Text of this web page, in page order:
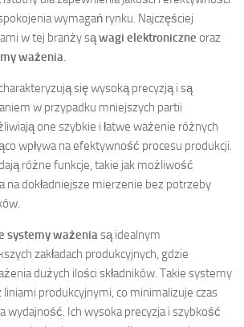
wymagań rynku. Najczęściej
w tej branży sąwagi elektroniczne oraz
ważenia.
się wysoką precyzją i są
w przypadku mniejszych partii
one szybkie i łatwe ważenie różnych
wpływa na efektywność procesu produkcji.
różne funkcje, takie jak możliwość
na dokładniejsze mierzenie bez potrzeby
systemy ważeniasą idealnym
zakładach produkcyjnych, gdzie
dużych ilości składników. Takie systemy
produkcyjnymi, co minimalizuje czas
wydajność. Ich wysoka precyzja i szybkość